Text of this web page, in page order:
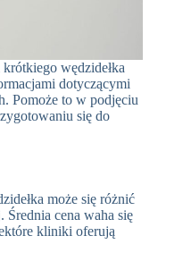
wędzidełka
dotyczącymi
Pomoże to w podjęciu
się do
może się różnić
cena waha się
kliniki oferują